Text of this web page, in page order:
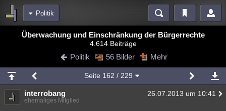
Politik
Bereiche
Blogs Videos
Chat Wiki Neuigkeiten
meine Rubriken
Menschen Wissenschaft Mystery Kriminalfälle
Überwachung und Einschränkung der Bürgerrechte
4.614 Beiträge
Politik 56 Bilder Mehr
Seite 162 / 229
interrobang 26.07.2013 um 10:41
ehemaliges Mitglied